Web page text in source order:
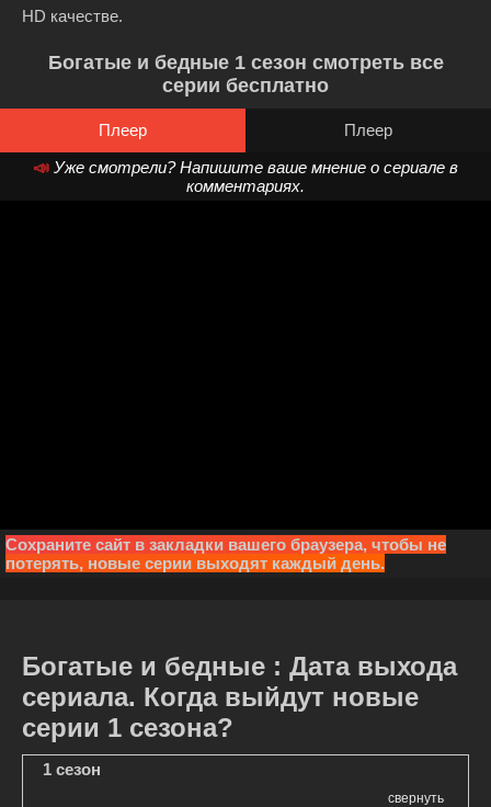
HD качестве.
Богатые и бедные 1 сезон смотреть все
серии бесплатно
Плеер
Плеер
📣 Уже смотрели? Напишите ваше мнение о сериале в
комментариях.
Сохраните сайт в закладки вашего браузера, чтобы не
потерять, новые серии выходят каждый день.
Богатые и бедные : Дата выхода
сериала. Когда выйдут новые
серии 1 сезона?
1 сезон
свернуть